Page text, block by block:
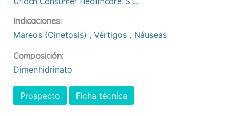
Indicaciones:
Mareos (cinetosis) , Vértigos , Náuseas
Composición:
Dimenhidrinato
Prospecto Ficha técnica